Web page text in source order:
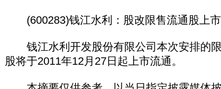
(600283)钱江水利：股改限售流通股上
钱江水利开发股份有限公司本次安排的限
股将于2011年12月27日起上市流通。